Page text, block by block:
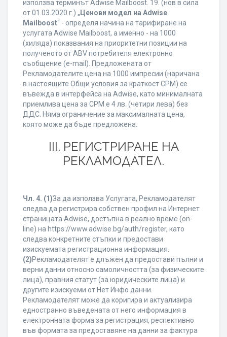
използва терминът Adwise Mailboost. 19. (нов в сила
от 01.03.2020 г.) „ Ценови модел на Adwise
Mailboost“ - определя начина на тарифиране на
услугата Adwise Mailboost, а именно - на 1000
(хиляда) показвания на приоритетни позиции на
полученото от ABV потребителя електронно
съобщение (e-mail). Предложената от
Рекламодателите цена на 1000 импресии (наричана
в настоящите Общи условия за краткост CPM) се
въвежда в интерфейса на Adwise, като минималната
приемлива цена за CPM е 4 лв. (четири лева) без
ДДС. Няма ограничение за максималната цена,
която може да бъде предложена.
ІІІ. РЕГИСТРИРАНЕ НА
РЕКЛАМОДАТЕЛ.
Чл. 4. (1)За да използва Услугата, Рекламодателят
следва да регистрира собствен профил на Интернет
страницата Adwise, достъпна в реално време (on-
line) на https://www.adwise.bg/auth/register, като
следва конкретните стъпки и предостави
изискуемата регистрационна информация.
(2)Рекламодателят е длъжен да предостави пълни и
верни данни относно самоличността (за физическите
лица), правния статут (за юридическите лица) и
другите изискуеми от Нет Инфо данни.
Рекламодателят може да коригира и актуализира
едностранно въведената от него информация в
електронната форма за регистрация, респективно
във формата за предоставяне на данни за фактура